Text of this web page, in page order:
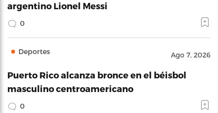
argentino Lionel Messi
0
Deportes Ago 7, 2026
Puerto Rico alcanza bronce en el béisbol
masculino centroamericano
0